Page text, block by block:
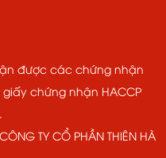
được các chứng nhận
chứng nhận HACCP
CÔNG TY CỔ PHẦN THIÊN HÀ